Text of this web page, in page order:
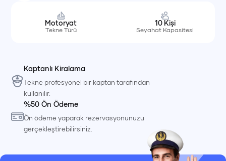
Motoryat
Tekne Türü
10 Kişi
Seyahat Kapasitesi
Kaptanlı Kiralama
Tekne profesyonel bir kaptan tarafından
kullanılır.
%50 Ön Ödeme
Ön ödeme yaparak rezervasyonunuzu
gerçekleştirebilirsiniz.